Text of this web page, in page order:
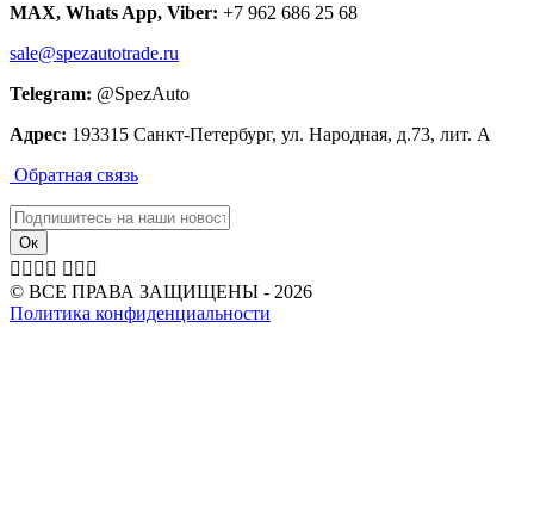
MAX, Whats App, Viber: +7 962 686 25 68
sale@spezautotrade.ru
Telegram: @SpezAuto
Адрес: 193315 Санкт-Петербург, ул. Народная, д.73, лит. А
Обратная связь
      
© ВСЕ ПРАВА ЗАЩИЩЕНЫ - 2026
Политика конфиденциальности